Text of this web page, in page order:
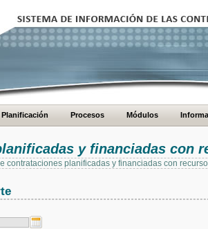
Planificación Procesos Módulos
y financiadas con
contrataciones planificadas y financiadas con